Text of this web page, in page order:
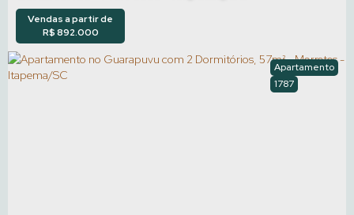
R$892.000
Vendas a partir de
1787
Apartamento